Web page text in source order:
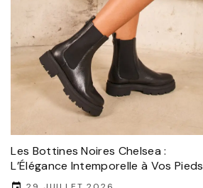
Les Bottines Noires Chelsea :
L’Élégance Intemporelle à Vos Pieds